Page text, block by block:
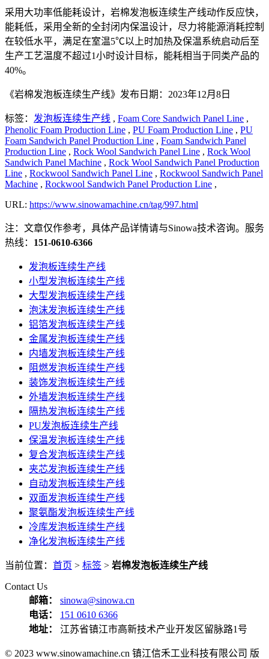
采用大功率低能耗设计，岩棉发泡板连续生产线动作反应快，
能耗低，采用全新的全封闭内保温设计，尽力将能源消耗控制
在较低水平，满足在室温5℃以上时加热及保温系统启动后至
生产工艺温度不超过1小时设计目标，能耗相当于同类产品的
40%。
《岩棉发泡板连续生产线》发布日期：2023年12月8日
标签： 发泡板连续生产线 , Foam Core Sandwich Panel Line ,
Phenolic Foam Production Line , PU Foam Production Line , PU
Foam Sandwich Panel Production Line , Foam Sandwich Panel
Production Line , Rock Wool Sandwich Panel Line , Rock Wool
Sandwich Panel Machine , Rock Wool Sandwich Panel Production
Line , Rockwool Sandwich Panel Line , Rockwool Sandwich Panel
Machine , Rockwool Sandwich Panel Production Line ,
URL: https://www.sinowamachine.cn/tag/997.html
注：文章仅作参考，具体产品详情请与Sinowa技术咨询。服务
热线： 151-0610-6366
发泡板连续生产线
小型发泡板连续生产线
大型发泡板连续生产线
泡沫发泡板连续生产线
铝箔发泡板连续生产线
金属发泡板连续生产线
内墙发泡板连续生产线
阻燃发泡板连续生产线
装饰发泡板连续生产线
外墙发泡板连续生产线
隔热发泡板连续生产线
PU发泡板连续生产线
保温发泡板连续生产线
复合发泡板连续生产线
夹芯发泡板连续生产线
自动发泡板连续生产线
双面发泡板连续生产线
聚氨酯发泡板连续生产线
冷库发泡板连续生产线
净化发泡板连续生产线
当前位置： 首页 > 标签 > 岩棉发泡板连续生产线
Contact Us
邮箱：
sinowa@sinowa.cn
电话：
151 0610 6366
地址：
江苏省镇江市高新技术产业开发区留脉路1号
© 2023 www.sinowamachine.cn 镇江信禾工业科技有限公司 版